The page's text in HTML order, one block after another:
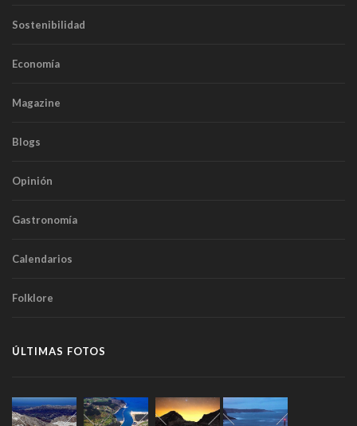
Sostenibilidad
Economía
Magazine
Blogs
Opinión
Gastronomía
Calendarios
Folklore
ÚLTIMAS FOTOS